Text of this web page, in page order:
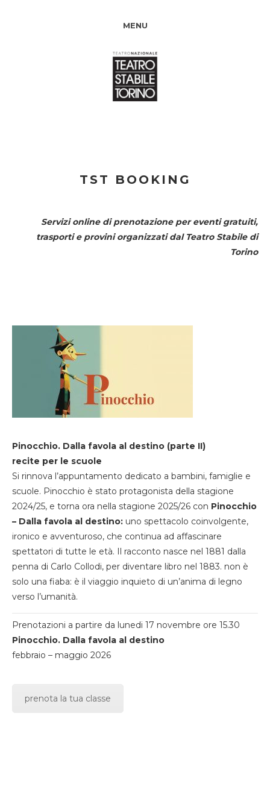
MENU
TST BOOKING
Servizi online di prenotazione per eventi gratuiti,
trasporti e provini organizzati dal Teatro Stabile di
Torino
Pinocchio. Dalla favola al destino (parte II)
recite per le scuole
Si rinnova l’appuntamento dedicato a bambini, famiglie e
scuole. Pinocchio è stato protagonista della stagione
2024/25, e torna ora nella stagione 2025/26 con Pinocchio
– Dalla favola al destino: uno spettacolo coinvolgente,
ironico e avventuroso, che continua ad affascinare
spettatori di tutte le età. Il racconto nasce nel 1881 dalla
penna di Carlo Collodi, per diventare libro nel 1883. non è
solo una fiaba: è il viaggio inquieto di un’anima di legno
verso l’umanità.
Prenotazioni a partire da lunedi 17 novembre ore 15.30
Pinocchio. Dalla favola al destino
febbraio – maggio 2026
prenota la tua classe